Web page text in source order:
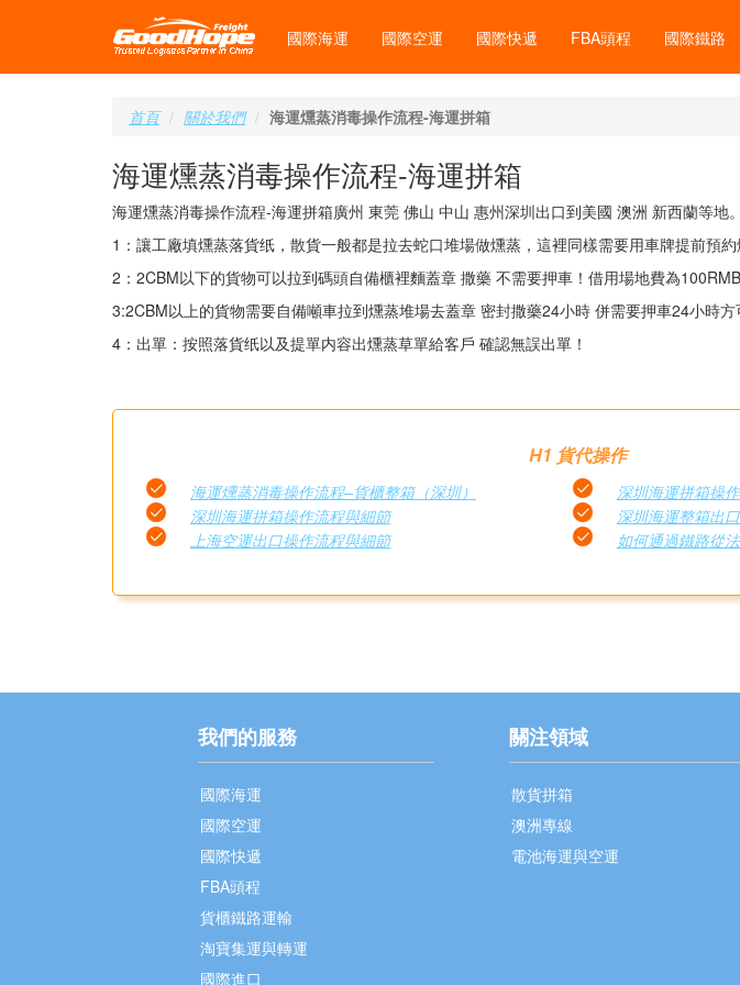
國際海運 國際空運 國際快遞 FBA頭程 國際鐵路
首頁 關於我們 海運燻蒸消毒操作流程-海運拼箱
海運燻蒸消毒操作流程-海運拼箱
海運燻蒸消毒操作流程-海運拼箱廣州 東莞 佛山 中山 惠州深圳出口到美國 澳洲 新西蘭等地。
1：讓工廠填燻蒸落貨纸，散貨一般都是拉去蛇口堆場做燻蒸，這裡同樣需要用車牌提前預約
2：2CBM以下的貨物可以拉到碼頭自備櫃裡麵蓋章 撒藥 不需要押車！借用場地費為
3:2CBM以上的貨物需要自備噸車拉到燻蒸堆場去蓋章 密封撒藥24小時 併需要押車24小時方
4：出單：按照落貨纸以及提單内容出燻蒸草單給客戶 確認無誤出單！
H1 貨代操作
海運燻蒸消毒操作流程–貨櫃整箱（深圳）
深圳海運拼箱操
深圳海運拼箱操作流程與細節
深圳海運整箱出
上海空運出口操作流程與細節
如何通過鐵路從
我們的服務
國際海運
國際空運
國際快遞
FBA頭程
貨櫃鐵路運輸
淘寶集運與轉運
國際進口
關注領域
散貨拼箱
澳洲專線
電池海運與空運